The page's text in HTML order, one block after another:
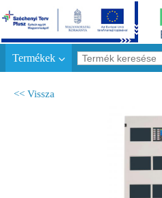
Termékek
<< Vissza